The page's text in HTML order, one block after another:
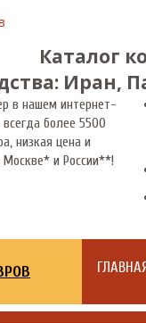
Каталог
Иран,
в нашем интернет-
более 5500
низкая цена и
Москве* и России**!